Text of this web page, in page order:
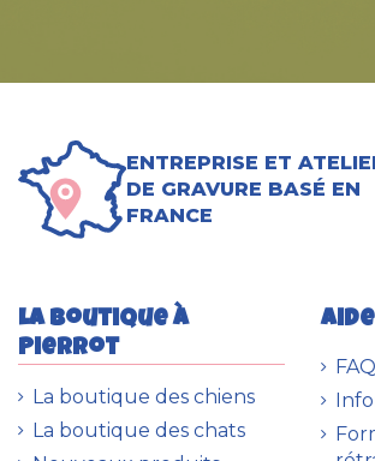
ENTREPRISE ET
DE GRAVURE BASÉ EN
FRANCE
La boutique à
Pierrot
La boutique des chiens
La boutique des chats
Aide
FAQ